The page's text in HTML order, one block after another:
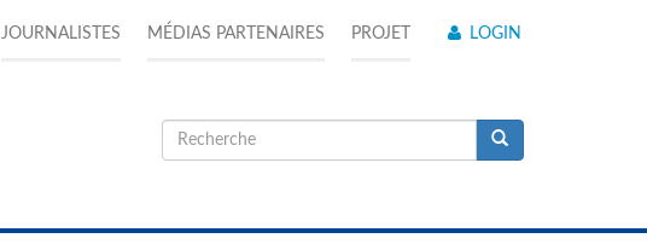
JOURNALISTES MÉDIAS PARTENAIRES PROJET LOGIN
Formulaire
recherche